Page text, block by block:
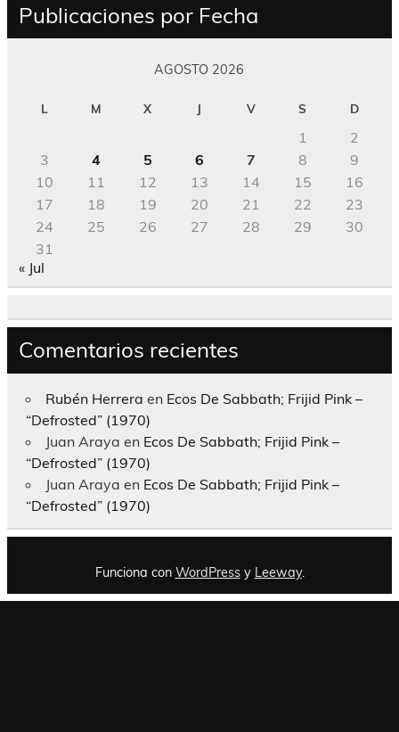
Publicaciones por Fecha
AGOSTO 2026
L M X J V S D
1
2
3
4 5 6 7 8
9
10
11 12 13 14 15
16
17
18 19 20 21 22
23
24
25 26 27 28 29
30
31
« Jul
Comentarios recientes
Rubén Herrera en Ecos De Sabbath; Frijid Pink –
“Defrosted” (1970)
Juan Araya en Ecos De Sabbath; Frijid Pink –
“Defrosted” (1970)
Juan Araya en Ecos De Sabbath; Frijid Pink –
“Defrosted” (1970)
Funciona con WordPressy Leeway.